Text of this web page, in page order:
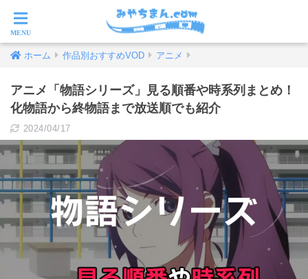
ホーム 作品別おすすめVOD アニメ
アニメ「物語シリーズ」見る順番や時系列まとめ！
化物語から終物語まで放送順でも紹介
2024/04/17